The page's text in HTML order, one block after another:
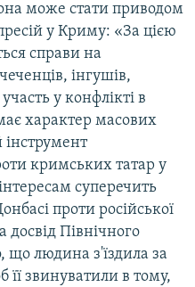
може стати приводом
у Криму: «За цією
справи на
інгушів,
у конфлікті в
характер масових
інструмент
кримських татар у
суперечить
проти російської
Північного
що людина з'їздила за
її звинуватили в тому,